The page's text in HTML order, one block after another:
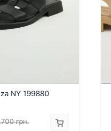
NY 199880
грн.